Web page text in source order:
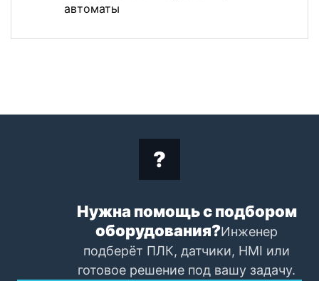
автоматы
Нужна помощь с подбором
оборудования?Инженер
подберёт ПЛК, датчики, HMI или
готовое решение под вашу задачу.